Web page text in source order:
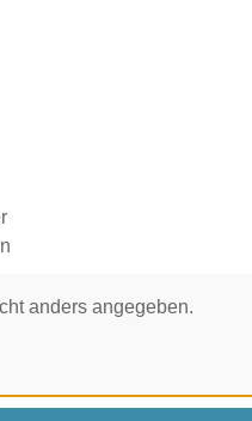
anders angegeben.